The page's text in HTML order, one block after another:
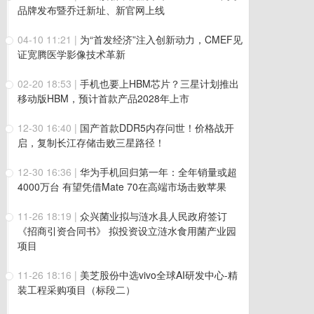
品牌发布暨乔迁新址、新官网上线
04-10 11:21 | 为“首发经济”注入创新动力，CMEF见
证宽腾医学影像技术革新
02-20 18:53 | 手机也要上HBM芯片？三星计划推出
移动版HBM，预计首款产品2028年上市
12-30 16:40 | 国产首款DDR5内存问世！价格战开
启，复制长江存储击败三星路径！
12-30 16:36 | 华为手机回归第一年：全年销量或超
4000万台 有望凭借Mate 70在高端市场击败苹果
11-26 18:19 | 众兴菌业拟与涟水县人民政府签订
《招商引资合同书》 拟投资设立涟水食用菌产业园
项目
11-26 18:16 | 美芝股份中选vivo全球AI研发中心-精
装工程采购项目（标段二）